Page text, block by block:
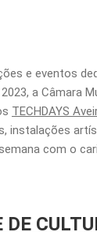
e eventos
a Câmara
TECHDAYS
instalações
com o